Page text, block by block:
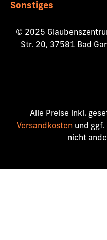
Sonstiges
© 2025
Str. 20, 37581 Bad
Alle Preise inkl.
Versandkosten und ggf.
nicht